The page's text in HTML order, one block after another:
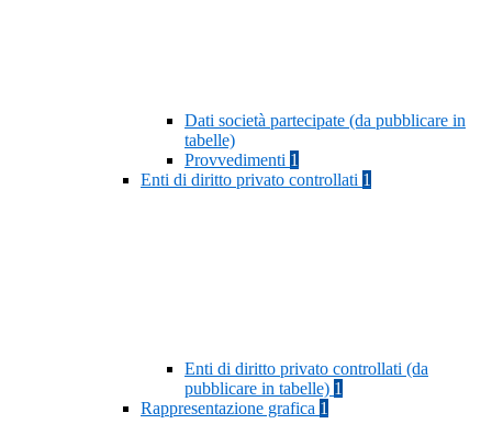
Dati società partecipate (da pubblicare in
tabelle)
Provvedimenti 1
Enti di diritto privato controllati 1
Enti di diritto privato controllati (da
pubblicare in tabelle) 1
Rappresentazione grafica 1